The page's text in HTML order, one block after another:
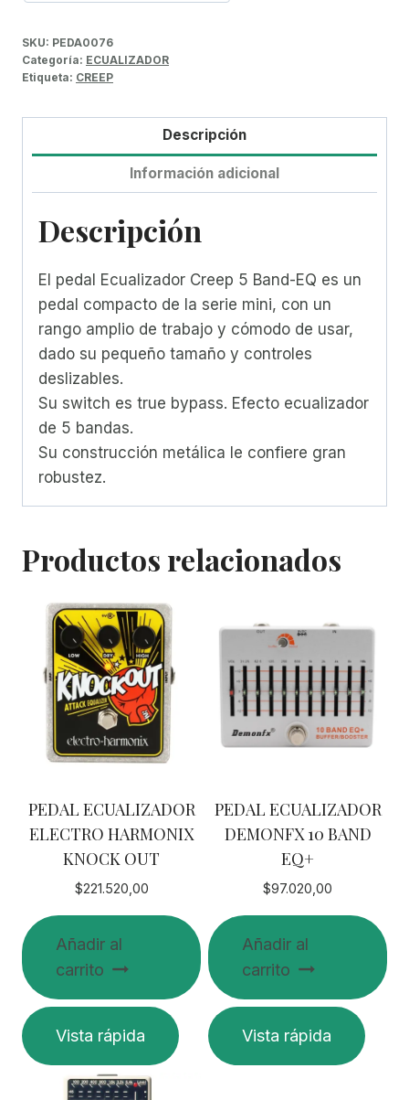
SKU: PEDA0076
Categoría: ECUALIZADOR
Etiqueta: CREEP
Descripción
Información adicional
Descripción
El pedal Ecualizador Creep 5 Band-EQ es un
pedal compacto de la serie mini, con un
rango amplio de trabajo y cómodo de usar,
dado su pequeño tamaño y controles
deslizables.
Su switch es true bypass. Efecto ecualizador
de 5 bandas.
Su construcción metálica le confiere gran
robustez.
Productos relacionados
PEDAL ECUALIZADOR
ELECTRO HARMONIX
KNOCK OUT
$221.520,00
Añadir al
carrito
Vista rápida
PEDAL ECUALIZADOR
DEMONFX 10 BAND
EQ+
$97.020,00
Añadir al
carrito
Vista rápida